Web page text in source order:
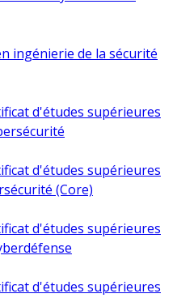
ingénierie de la sécurité
d'études supérieures
d'études supérieures
(Core)
d'études supérieures
d'études supérieures